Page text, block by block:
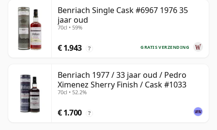
Benriach Single Cask #6967 1976 35
jaar oud
70cl • 59%
GRATIS VERZENDING
€ 1.943 ?
Benriach 1977 / 33 jaar oud / Pedro
Ximenez Sherry Finish / Cask #1033
70cl • 52.2%
€ 1.700 ?